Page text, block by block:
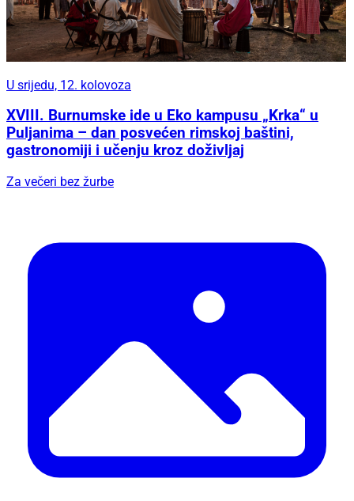
U srijedu, 12. kolovoza
XVIII. Burnumske ide u Eko kampusu „Krka“ u
Puljanima – dan posvećen rimskoj baštini,
gastronomiji i učenju kroz doživljaj
Za večeri bez žurbe